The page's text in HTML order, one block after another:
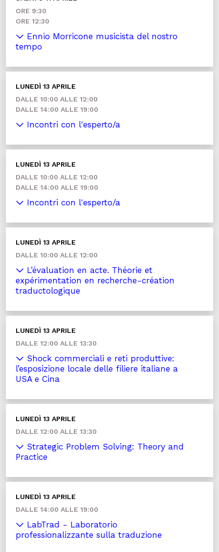
ORE 9:30
ORE 12:30
Ennio Morricone musicista del nostro
tempo
LUNEDÌ 13 APRILE
DALLE 10:00 ALLE 12:00
DALLE 14:00 ALLE 19:00
Incontri con l'esperto/a
LUNEDÌ 13 APRILE
DALLE 10:00 ALLE 12:00
DALLE 14:00 ALLE 19:00
Incontri con l'esperto/a
LUNEDÌ 13 APRILE
DALLE 10:00 ALLE 12:00
L’évaluation en acte. Théorie et
expérimentation en recherche-création
traductologique
LUNEDÌ 13 APRILE
DALLE 12:00 ALLE 13:30
Shock commerciali e reti produttive:
l’esposizione locale delle filiere italiane a
USA e Cina
LUNEDÌ 13 APRILE
DALLE 12:00 ALLE 13:30
Strategic Problem Solving: Theory and
Practice
LUNEDÌ 13 APRILE
DALLE 14:00 ALLE 19:00
LabTrad - Laboratorio
professionalizzante sulla traduzione